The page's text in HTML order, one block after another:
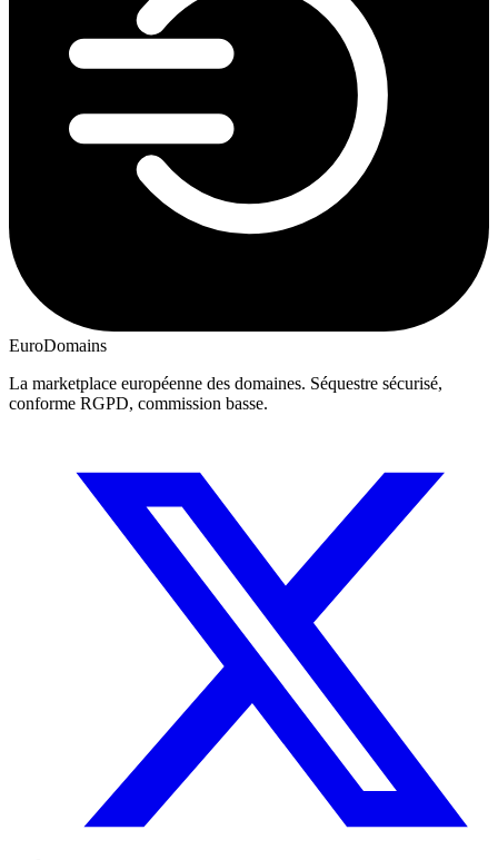
EuroDomains
La marketplace européenne des domaines. Séquestre sécurisé,
conforme RGPD, commission basse.